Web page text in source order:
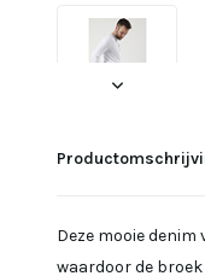
Deze mooie
waardoor de